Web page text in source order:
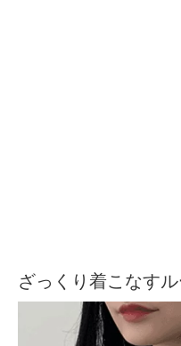
ざっくり着こなす